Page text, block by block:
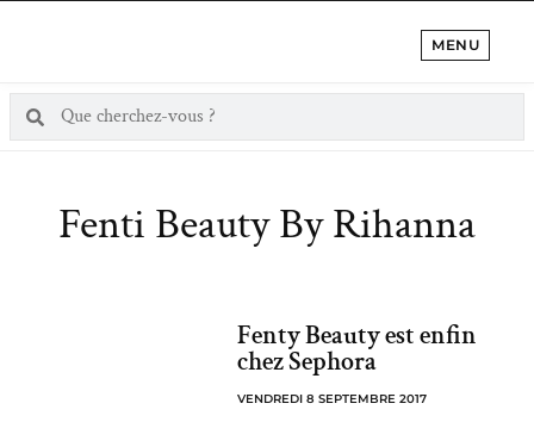
MENU
Fenti Beauty By Rihanna
Fenty Beauty est enfin
chez Sephora
VENDREDI 8 SEPTEMBRE 2017